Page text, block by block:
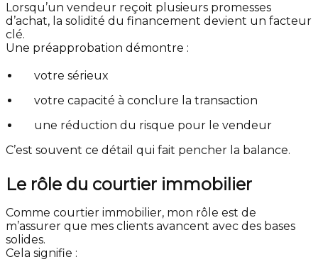
Lorsqu’un vendeur reçoit plusieurs promesses
d’achat, la solidité du financement devient un facteur
clé.
Une préapprobation démontre :
votre sérieux
votre capacité à conclure la transaction
une réduction du risque pour le vendeur
C’est souvent ce détail qui fait pencher la balance.
Le rôle du courtier immobilier
Comme courtier immobilier, mon rôle est de
m’assurer que mes clients avancent avec des bases
solides.
Cela signifie :